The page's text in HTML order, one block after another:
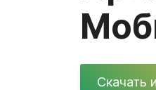
Скачать